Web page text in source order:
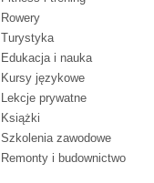
Rowery
Turystyka
Edukacja i nauka
Kursy językowe
Lekcje prywatne
Książki
Szkolenia zawodowe
Remonty i budownictwo